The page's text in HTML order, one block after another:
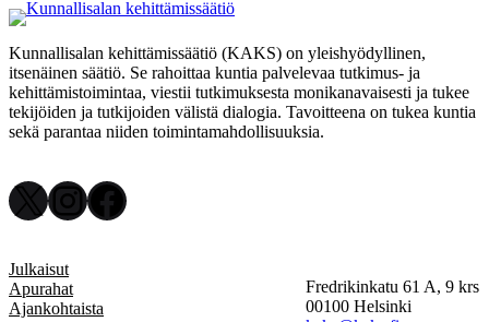
Kunnallisalan kehittämissäätiö (KAKS) on yleishyödyllinen,
itsenäinen säätiö. Se rahoittaa kuntia palvelevaa tutkimus- ja
kehittämistoimintaa, viestii tutkimuksesta monikanavaisesti ja tukee
tekijöiden ja tutkijoiden välistä dialogia. Tavoitteena on tukea kuntia
sekä parantaa niiden toimintamahdollisuuksia.
X Instagram Facebook
Julkaisut
Apurahat
Ajankohtaista
Fredrikinkatu 61 A, 9 krs
00100 Helsinki